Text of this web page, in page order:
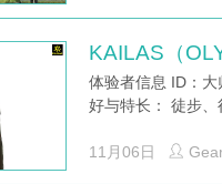
KAILAS（
体验者信息 ID：
好与特长： 徒步、
11月06日